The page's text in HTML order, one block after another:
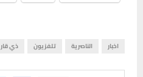
اخبار الناصرية تلفزيون ذي قار